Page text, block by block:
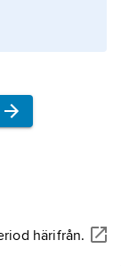
härifrån.